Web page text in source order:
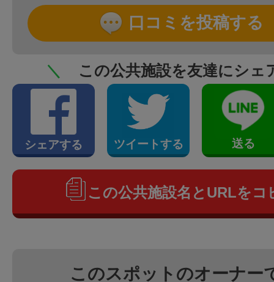
口コミを投稿する
＼ この公共施設を友達にシェ
シェアする ツイートする 送る
この公共施設名とURLをコ
このスポットのオーナー